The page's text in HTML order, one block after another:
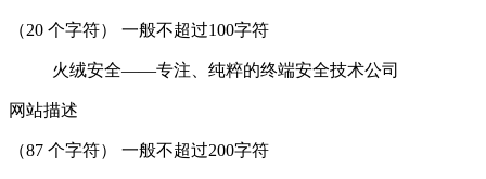
（20 个字符） 一般不超过100字符
火绒安全——专注、纯粹的终端安全技术公司
网站描述
（87 个字符） 一般不超过200字符